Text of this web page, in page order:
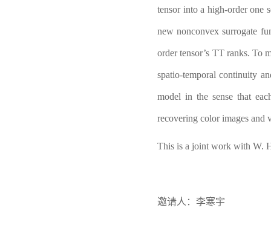
tensor into a high-order one
new nonconvex surrogate
order tensor’s TT ranks. To
spatio-temporal continuity
model in the sense that
recovering color images and
This is a joint work with W.
邀请人： 李寒宇